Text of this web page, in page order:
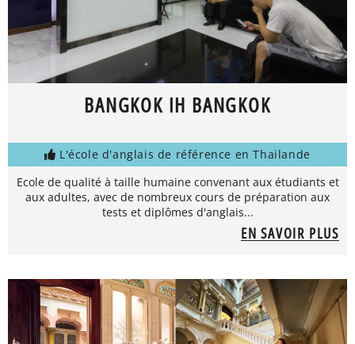
BANGKOK IH BANGKOK
L'école d'anglais de référence en Thailande
Ecole de qualité à taille humaine convenant aux étudiants et
aux adultes, avec de nombreux cours de préparation aux
tests et diplômes d'anglais...
EN SAVOIR PLUS